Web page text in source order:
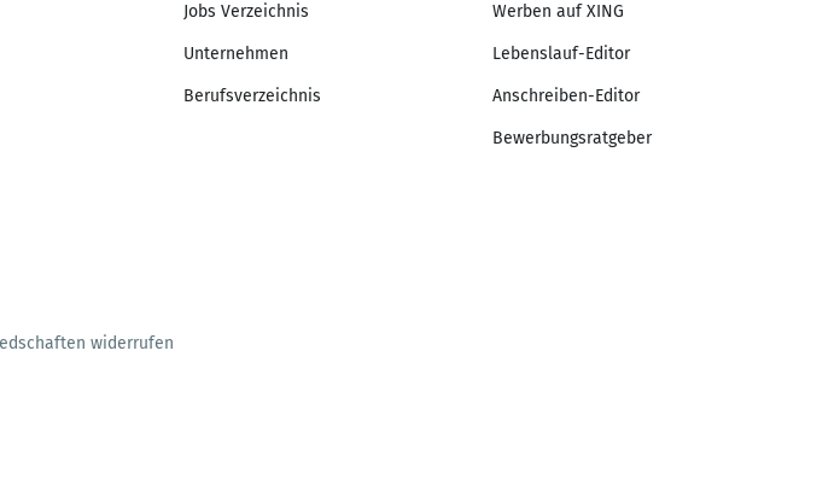
Jobs Verzeichnis
Unternehmen
Berufsverzeichnis
Werben auf XING
Lebenslauf-Editor
Anschreiben-Editor
Bewerbungsratgeber
widerrufen